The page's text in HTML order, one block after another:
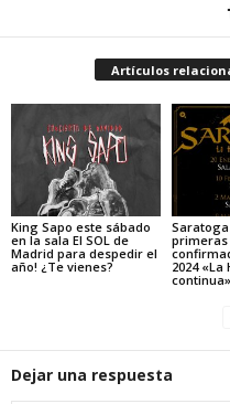
Artículos
King Sapo este sábado
en la sala El SOL de
Madrid para despedir el
año! ¿Te vienes?
primeras
2024 «La
continua»
Dejar una respuesta